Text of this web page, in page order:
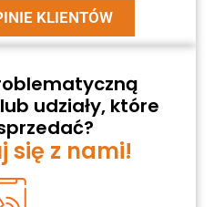
KLIENTÓW
udziały, które
się z nami!